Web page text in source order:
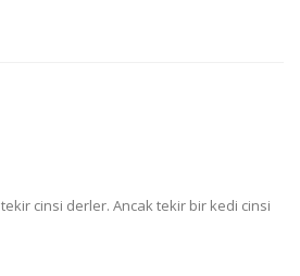
cinsi derler. Ancak tekir bir kedi cinsi